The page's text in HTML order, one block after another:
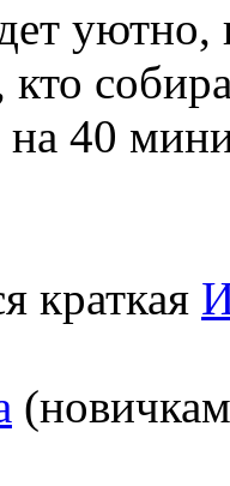
на 40
краткая